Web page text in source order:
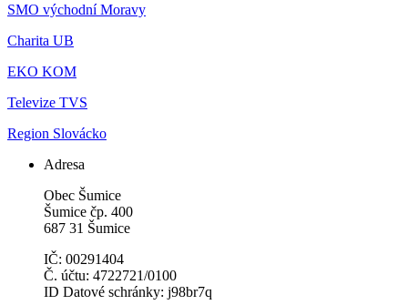
SMO východní Moravy
Charita UB
EKO KOM
Televize TVS
Region Slovácko
Adresa
Obec Šumice
Šumice čp. 400
687 31 Šumice
IČ: 00291404
Č. účtu: 4722721/0100
ID Datové schránky: j98br7q